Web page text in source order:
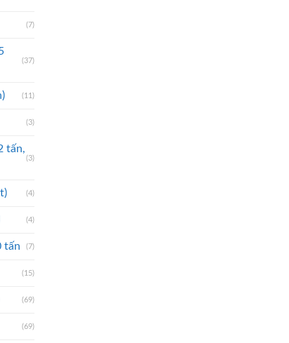
(7)
(37)
(11)
(3)
tấn,
(3)
(4)
(4)
tấn (7)
(15)
(69)
(69)